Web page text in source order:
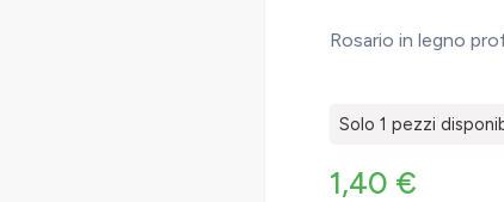
Rosario in legno
Solo 1 pezzi
1,40 €